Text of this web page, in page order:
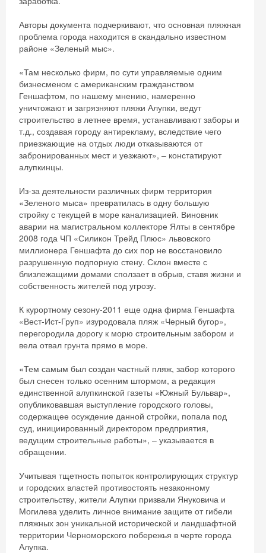
Авторы документа подчеркивают, что основная пляжная
проблема города находится в скандально известном
районе «Зеленый мыс».
«Там несколько фирм, по сути управляемые одним
бизнесменом с американским гражданством
Геншафтом, по нашему мнению, намеренно
уничтожают и загрязняют пляжи Алупки, ведут
строительство в летнее время, устанавливают заборы и
т.д., создавая городу антирекламу, вследствие чего
приезжающие на отдых люди отказываются от
забронированных мест и уезжают», – констатируют
алупкинцы.
Из-за деятельности различных фирм территория
«Зеленого мыса» превратилась в одну большую
стройку с текущей в море канализацией. Виновник
аварии на магистральном коллекторе Ялты в сентябре
2008 года ЧП «Силикон Трейд Плюс» львовского
миллионера Геншафта до сих пор не восстановило
разрушенную подпорную стену. Склон вместе с
близлежащими домами сползает в обрыв, ставя жизни и
собственность жителей под угрозу.
К курортному сезону-2011 еще одна фирма Геншафта
«Вест-Ист-Груп» изуродовала пляж «Черный бугор»,
перегородила дорогу к морю строительным забором и
вела отвал грунта прямо в море.
«Тем самым был создан частный пляж, забор которого
был снесен только осенним штормом, а редакция
единственной алупкинской газеты «Южный Бульвар»,
опубликовавшая выступление городского головы,
содержащее осуждение данной стройки, попала под
суд, инициированный директором предприятия,
ведущим строительные работы», – указывается в
обращении.
Учитывая тщетность попыток контролирующих структур
и городских властей противостоять незаконному
строительству, жители Алупки призвали Януковича и
Могилева уделить личное внимание защите от гибели
пляжных зон уникальной исторической и ландшафтной
территории Черноморского побережья в черте города
Алупка.
Скидка −5%
Хочешь дешевле? Оставь почту и получи
промокод на первое бронирование!
Получить промокод